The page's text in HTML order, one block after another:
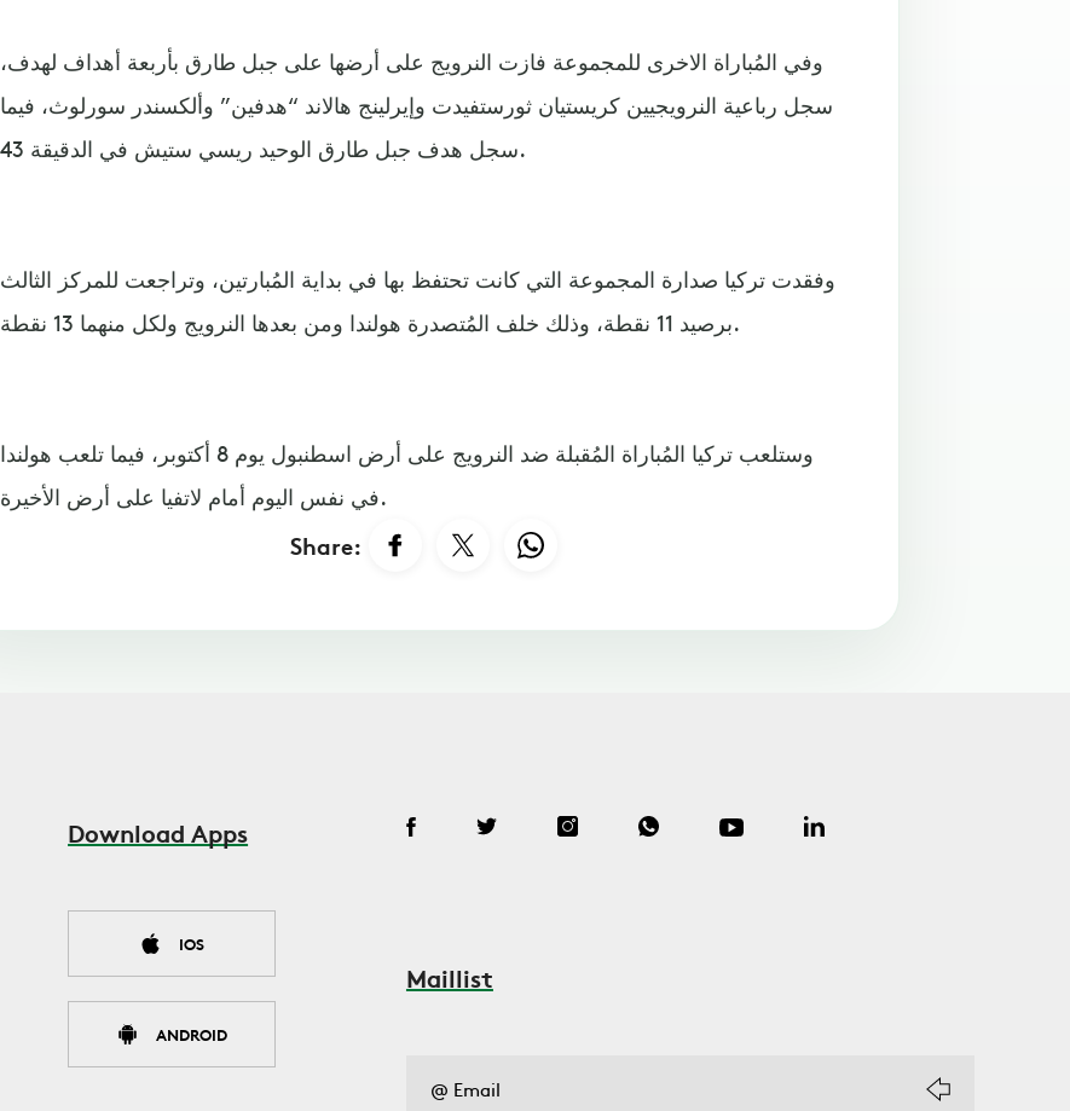
وفي المُباراة الاخرى للمجموعة فازت النرويج على أرضها على جبل طارق بأربعة أهداف لهدف،
سجل رباعية النرويجيين كريستيان ثورستفيدت وإيرلينج هالاند “هدفين” وألكسندر سورلوث، فيما
سجل هدف جبل طارق الوحيد ريسي ستيش في الدقيقة 43.
وفقدت تركيا صدارة المجموعة التي كانت تحتفظ بها في بداية المُبارتين، وتراجعت للمركز الثالث
برصيد 11 نقطة، وذلك خلف المُتصدرة هولندا ومن بعدها النرويج ولكل منهما 13 نقطة.
وستلعب تركيا المُباراة المُقبلة ضد النرويج على أرض اسطنبول يوم 8 أكتوبر، فيما تلعب هولندا
في نفس اليوم أمام لاتفيا على أرض الأخيرة.
Share:
Download Apps
IOS
ANDROID
Maillist